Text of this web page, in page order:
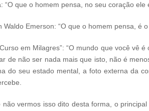
“O que o homem pensa, no seu coração ele
Waldo Emerson: “O que o homem pensa, é
em Milagres”: “O mundo que você vê
de não ser nada mais que isto, não é
do seu estado mental, a foto externa da
não vermos isso dito desta forma, o